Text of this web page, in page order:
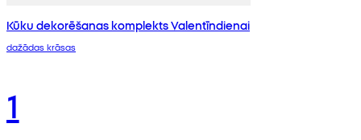
Kūku dekorēšanas komplekts Valentīndienai
dažādas krāsas
1